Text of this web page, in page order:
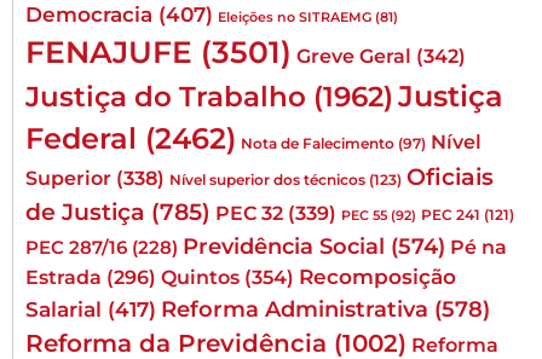
Democracia (407) Eleições no SITRAEMG (81)
FENAJUFE (3501) Greve Geral (342)
Justiça do Trabalho (1962) Justiça
Federal (2462) Nota de Falecimento (97) Nível
Superior (338) Nível superior dos técnicos (123) Oficiais
de Justiça (785) PEC 32 (339) PEC 55 (92) PEC 241 (121)
PEC 287/16 (228) Previdência Social (574) Pé na
Estrada (296) Quintos (354) Recomposição
Salarial (417) Reforma Administrativa (578)
Reforma da Previdência (1002) Reforma